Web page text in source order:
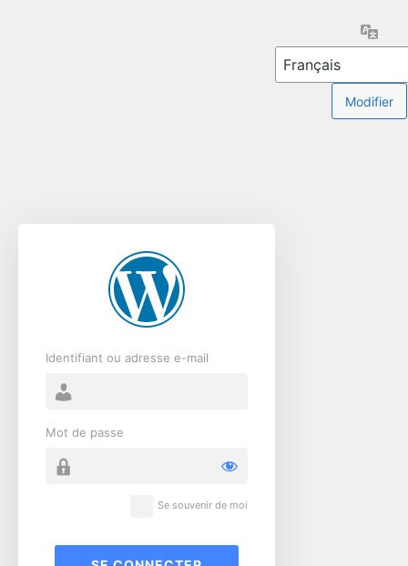
Identifiant ou adresse e-mail
Mot de passe
Se souvenir de moi